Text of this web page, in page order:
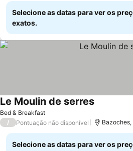
Selecione as datas para ver os
exatos.
Bed & Breakfast
Le Moulin de serres
/ Pontuação não disponível Bazoches,
Selecione as datas para ver os